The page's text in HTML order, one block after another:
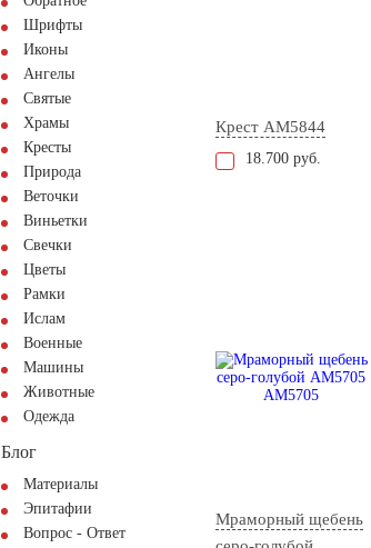
Шрифты
Иконы
Ангелы
Святые
Храмы
Кресты
Природа
Веточки
Виньетки
Свечки
Цветы
Рамки
Ислам
Военные
Машины
Животные
Одежда
Блог
Материалы
Эпитафии
Вопрос - Ответ
Крест AM5844
18.700 руб.
Мраморный щебень